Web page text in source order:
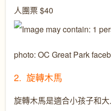
人團票 $40
photo: OC Great Park
2.旋轉木馬
旋轉木馬是適合小孩子和